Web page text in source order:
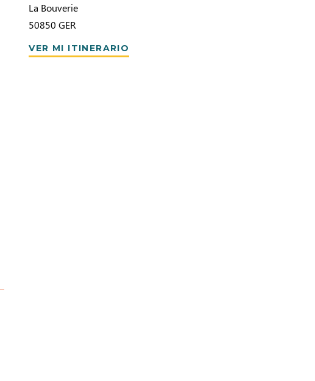
La Bouverie
50850 GER
VER MI ITINERARIO